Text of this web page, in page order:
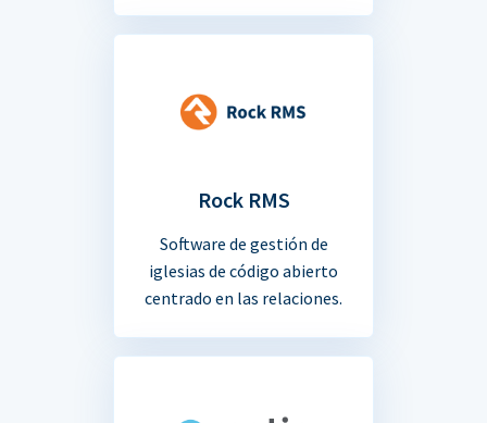
Rock RMS
Software de gestión de
iglesias de código abierto
centrado en las relaciones.